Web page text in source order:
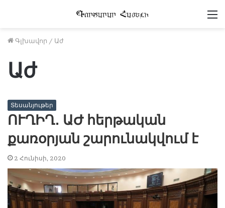
Գլխավոր / Աժ
Աժ
Տեսանյութեր
ՈՒՂԻՂ․ ԱԺ հերթական
քառօրյան շարունակվում է
2 Հունիսի, 2020